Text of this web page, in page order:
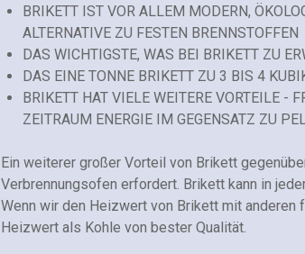
BRIKETT IST VOR ALLEM MODERN,
ALTERNATIVE ZU FESTEN
DAS WICHTIGSTE, WAS BEI BRIKETT ZU
DAS EINE TONNE BRIKETT ZU 3 BIS 4
BRIKETT HAT VIELE WEITERE VORTEILE -
ZEITRAUM ENERGIE IM GEGENSATZ ZU
Ein weiterer großer Vorteil von Brikett
Verbrennungsofen erfordert. Brikett kann in
Wenn wir den Heizwert von Brikett mit
Heizwert als Kohle von bester Qualität.